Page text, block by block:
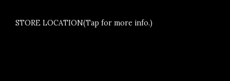
STORE LOCATION(Tap for more info.)